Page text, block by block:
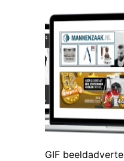
GIF